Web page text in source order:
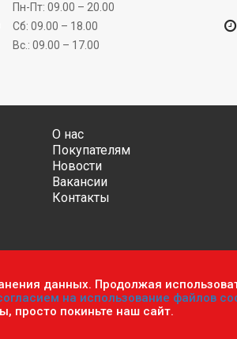
Пн-Пт: 09.00 – 20.00
Сб: 09.00 – 18.00
Вс.: 09.00 – 17.00
О нас
Покупателям
Новости
Вакансии
Контакты
информационный характер и ни
персональных данных
данных. Продолжая
на использование файлов
просто покиньте наш сайт.